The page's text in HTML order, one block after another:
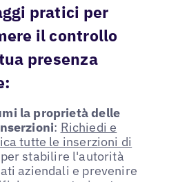
pratici per
il controllo
presenza
la proprietà delle
: Richiedi e
tutte le inserzioni di
per stabilire l'autorità
aziendali e prevenire